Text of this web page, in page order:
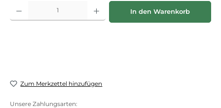
Produkt Anzahl: Gib den gewünschten Wert ein oder benutze die
In den Warenkorb
Zum Merkzettel hinzufügen
Unsere Zahlungsarten: